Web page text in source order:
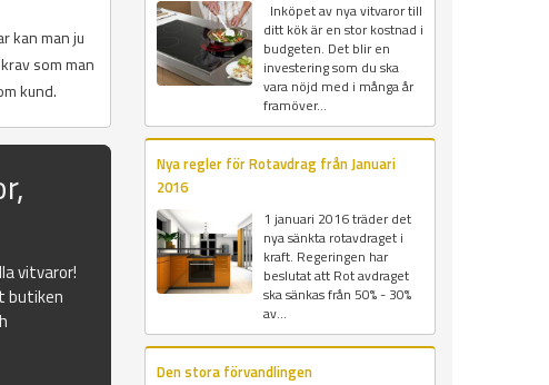
kan man ju
som man
kund.
vitvaror!
butiken
Inköpet av nya vitvaror till
ditt kök är en stor kostnad i
budgeten. Det blir en
investering som du ska
vara nöjd med i många år
framöver...
Nya regler för Rotavdrag från Januari
2016
1 januari 2016 träder det
nya sänkta rotavdraget i
kraft. Regeringen har
beslutat att Rot avdraget
ska sänkas från 50% - 30%
av...
Den stora förvandlingen